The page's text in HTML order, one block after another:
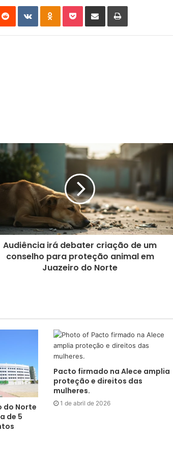
Reddit VKontakte Odnoklassniki Pocket Compartilhar via e-mail Imprimir
Audiência irá debater criação de um
conselho para proteção animal em
Juazeiro do Norte
do Norte
de 5
Pacto firmado na Alece amplia
proteção e direitos das
mulheres.
1 de abril de 2026